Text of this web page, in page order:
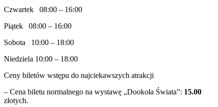
Czwartek 08:00 – 16:00
Piątek 08:00 – 16:00
Sobota 10:00 – 18:00
Niedziela 10:00 – 18:00
Ceny biletów wstępu do najciekawszych atrakcji
– Cena biletu normalnego na wystawę „Dookoła Świata”: 15.00
złotych.